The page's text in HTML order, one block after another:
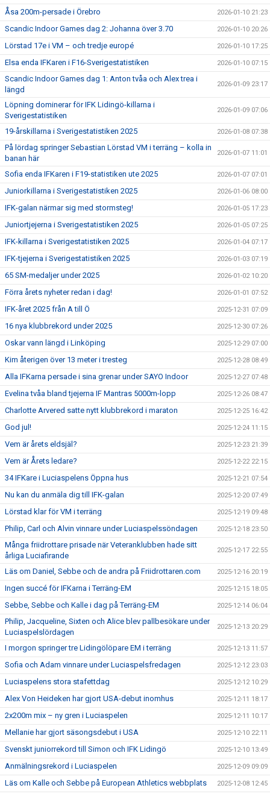
Åsa 200m-persade i Örebro 2026-01-10 21:23
Scandic Indoor Games dag 2: Johanna över 3.70 2026-01-10 20:26
Lörstad 17e i VM – och tredje europé 2026-01-10 17:25
Elsa enda IFKaren i F16-Sverigestatistiken 2026-01-10 07:15
Scandic Indoor Games dag 1: Anton tvåa och Alex trea i
längd
2026-01-09 23:17
Löpning dominerar för IFK Lidingö-killarna i
Sverigestatistiken
2026-01-09 07:06
19-årskillarna i Sverigestatistiken 2025 2026-01-08 07:38
På lördag springer Sebastian Lörstad VM i terräng – kolla in
banan här
2026-01-07 11:01
Sofia enda IFKaren i F19-statistiken ute 2025 2026-01-07 07:01
Juniorkillarna i Sverigestatistiken 2025 2026-01-06 08:00
IFK-galan närmar sig med stormsteg! 2026-01-05 17:23
Juniortjejerna i Sverigestatistiken 2025 2026-01-05 07:25
IFK-killarna i Sverigestatistiken 2025 2026-01-04 07:17
IFK-tjejerna i Sverigestatistiken 2025 2026-01-03 07:19
65 SM-medaljer under 2025 2026-01-02 10:20
Förra årets nyheter redan i dag! 2026-01-01 07:52
IFK-året 2025 från A till Ö 2025-12-31 07:09
16 nya klubbrekord under 2025 2025-12-30 07:26
Oskar vann längd i Linköping 2025-12-29 07:00
Kim återigen över 13 meter i tresteg 2025-12-28 08:49
Alla IFKarna persade i sina grenar under SAYO Indoor 2025-12-27 07:48
Evelina tvåa bland tjejerna IF Mantras 5000m-lopp 2025-12-26 08:47
Charlotte Arvered satte nytt klubbrekord i maraton 2025-12-25 16:42
God jul! 2025-12-24 11:15
Vem är årets eldsjäl? 2025-12-23 21:39
Vem är Årets ledare? 2025-12-22 22:15
34 IFKare i Luciaspelens Öppna hus 2025-12-21 07:54
Nu kan du anmäla dig till IFK-galan 2025-12-20 07:49
Lörstad klar för VM i terräng 2025-12-19 09:48
Philip, Carl och Alvin vinnare under Luciaspelssöndagen 2025-12-18 23:50
Många friidrottare prisade när Veteranklubben hade sitt
årliga Luciafirande
2025-12-17 22:55
Läs om Daniel, Sebbe och de andra på Friidrottaren.com 2025-12-16 20:19
Ingen succé för IFKarna i Terräng-EM 2025-12-15 18:05
Sebbe, Sebbe och Kalle i dag på Terräng-EM 2025-12-14 06:04
Philip, Jacqueline, Sixten och Alice blev pallbesökare under
Luciaspelslördagen
2025-12-13 20:29
I morgon springer tre Lidingölöpare EM i terräng 2025-12-13 11:57
Sofia och Adam vinnare under Luciaspelsfredagen 2025-12-12 23:03
Luciaspelens stora stafettdag 2025-12-12 10:29
Alex Von Heideken har gjort USA-debut inomhus 2025-12-11 18:17
2x200m mix – ny gren i Luciaspelen 2025-12-11 10:17
Mellanie har gjort säsongsdebut i USA 2025-12-10 22:11
Svenskt juniorrekord till Simon och IFK Lidingö 2025-12-10 13:49
Anmälningsrekord i Luciaspelen 2025-12-09 09:09
Läs om Kalle och Sebbe på European Athletics webbplats 2025-12-08 12:45